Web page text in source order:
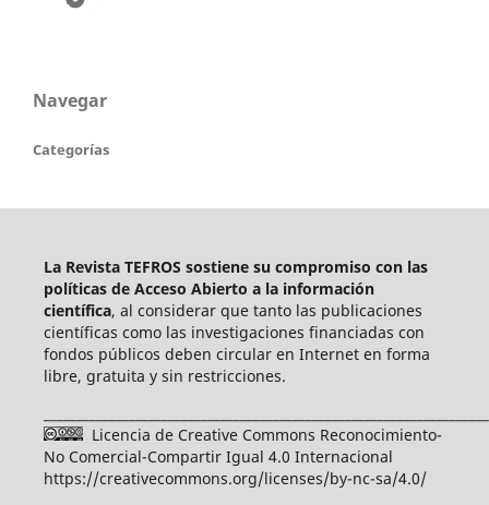
Navegar
Categorías
La Revista TEFROS sostiene su compromiso con las
políticas de Acceso Abierto a la información
científica, al considerar que tanto las publicaciones
científicas como las investigaciones financiadas con
fondos públicos deben circular en Internet en forma
libre, gratuita y sin restricciones.
Licencia de Creative Commons Reconocimiento-
No Comercial-Compartir Igual 4.0 Internacional
https://creativecommons.org/licenses/by-nc-sa/4.0/